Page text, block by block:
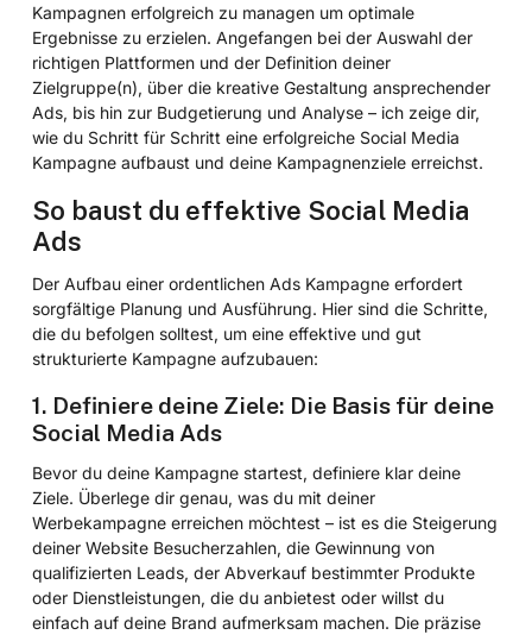
Kampagnen erfolgreich zu managen um optimale
Ergebnisse zu erzielen. Angefangen bei der Auswahl der
richtigen Plattformen und der Definition deiner
Zielgruppe(n), über die kreative Gestaltung ansprechender
Ads, bis hin zur Budgetierung und Analyse – ich zeige dir,
wie du Schritt für Schritt eine erfolgreiche Social Media
Kampagne aufbaust und deine Kampagnenziele erreichst.
So baust du effektive Social Media
Ads
Der Aufbau einer ordentlichen Ads Kampagne erfordert
sorgfältige Planung und Ausführung. Hier sind die Schritte,
die du befolgen solltest, um eine effektive und gut
strukturierte Kampagne aufzubauen:
1. Definiere deine Ziele: Die Basis für deine
Social Media Ads
Bevor du deine Kampagne startest, definiere klar deine
Ziele. Überlege dir genau, was du mit deiner
Werbekampagne erreichen möchtest – ist es die Steigerung
deiner Website Besucherzahlen, die Gewinnung von
qualifizierten Leads, der Abverkauf bestimmter Produkte
oder Dienstleistungen, die du anbietest oder willst du
einfach auf deine Brand aufmerksam machen. Die präzise